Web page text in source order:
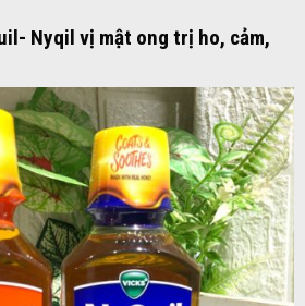
Nyqil vị mật ong trị ho, cảm,